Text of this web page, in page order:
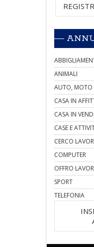
ANIMALI
AUTO, MOTO
CASA IN
CASA IN
CASE E
CERCO
COMPUTER
OFFRO
SPORT
TELEFONIA